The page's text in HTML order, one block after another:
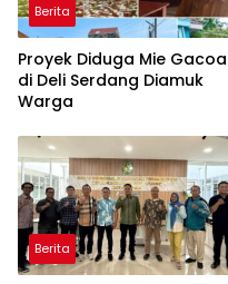
Berita
Proyek Diduga Mie
di Deli Serdang Diamuk
Warga
Berita